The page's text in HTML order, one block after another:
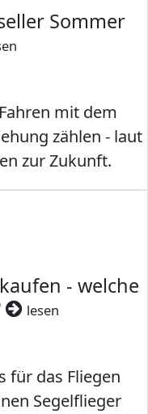
Sommer
mit dem
zählen - laut
zur Zukunft.
- welche
lesen
für das Fliegen
Segelflieger